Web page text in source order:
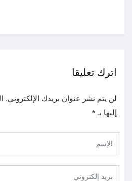
اترك تعليقا
لن يتم نشر عنوان بريدك الإلكتروني.
إليها بـ *